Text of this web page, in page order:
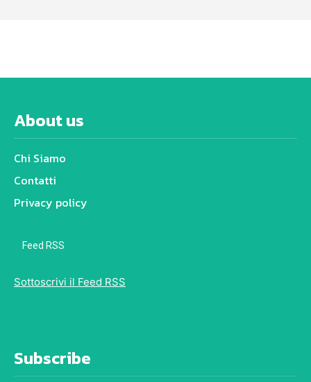
About us
Chi Siamo
Contatti
Privacy policy
Feed RSS
Sottoscrivi il Feed RSS
Subscribe